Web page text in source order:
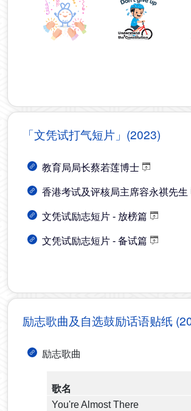
「文凭试打气短片」(2023)
教育局局长蔡若莲博士
香港考试及评核局主席容永祺先生
文凭试励志短片 - 放榜篇
文凭试励志短片 - 备试篇
励志歌曲及自选鼓励话语贴纸
励志歌曲
歌名
You're Almost There